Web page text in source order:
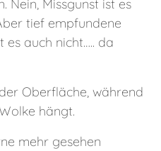
Nein, Missgunst ist es
tief empfundene
auch nicht….. da
Oberfläche, während
hängt.
mehr gesehen